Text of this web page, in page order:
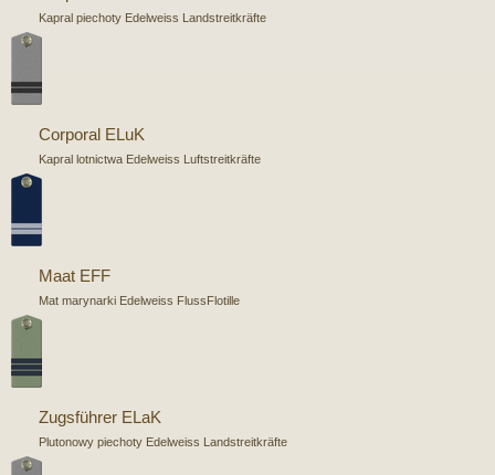
Kapral piechoty Edelweiss Landstreitkräfte
Corporal ELuK
Kapral lotnictwa Edelweiss Luftstreitkräfte
Maat EFF
Mat marynarki Edelweiss FlussFlotille
Zugsführer ELaK
Plutonowy piechoty Edelweiss Landstreitkräfte